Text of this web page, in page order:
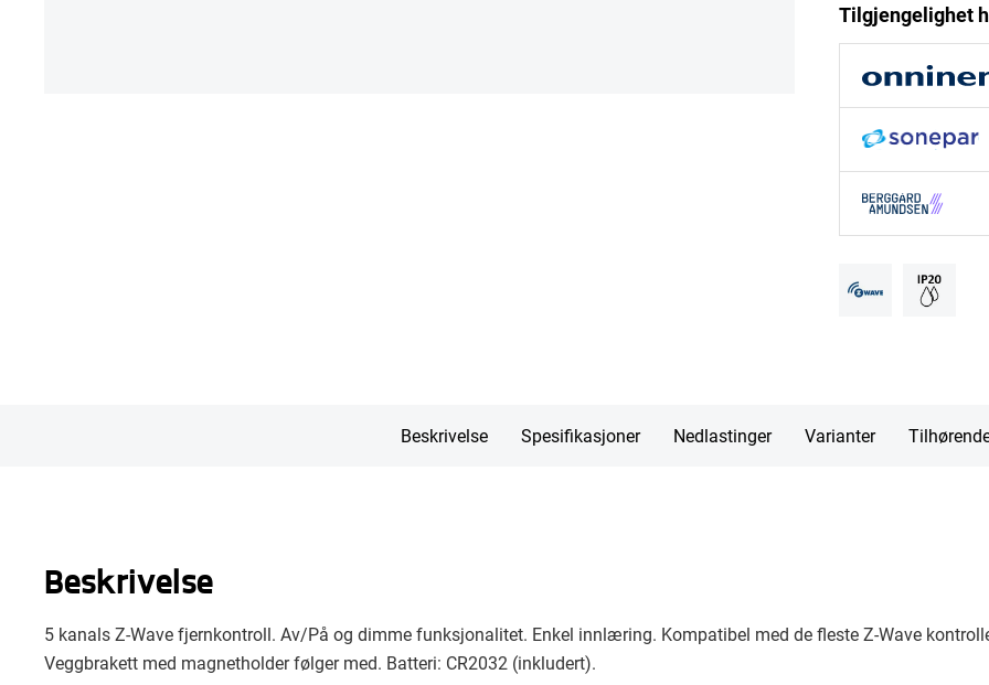
Tilgjengelighet
Beskrivelse Spesifikasjoner Nedlastinger Varianter
Beskrivelse
5 kanals Z-Wave fjernkontroll. Av/På og dimme funksjonalitet. Enkel innlæring. Kompatibel med de fleste Z-Wave
Veggbrakett med magnetholder følger med. Batteri: CR2032 (inkludert).